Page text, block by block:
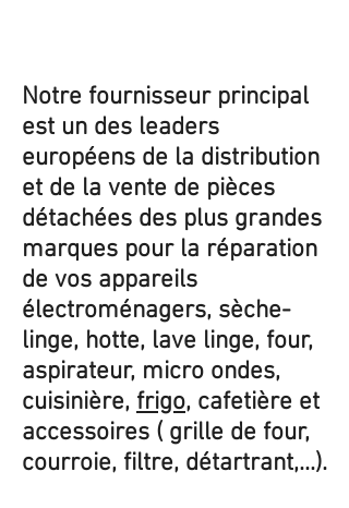
Notre fournisseur principal
est un des leaders
européens de la distribution
et de la vente de pièces
détachées des plus grandes
marques pour la réparation
de vos appareils
électroménagers, sèche-
linge, hotte, lave linge, four,
aspirateur, micro ondes,
cuisinière, frigo, cafetière et
accessoires ( grille de four,
courroie, filtre, détartrant,...).